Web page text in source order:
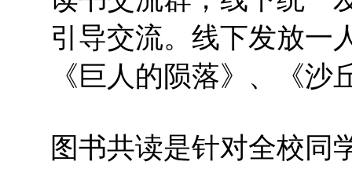
引导交流。线下发放一
《巨人的陨落》、《
图书共读是针对全校同